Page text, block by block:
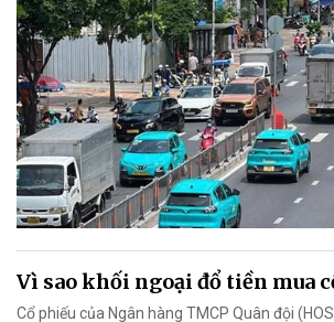
Vì sao khối ngoại đổ tiền mua
Cổ phiếu của Ngân hàng TMCP Quân đội